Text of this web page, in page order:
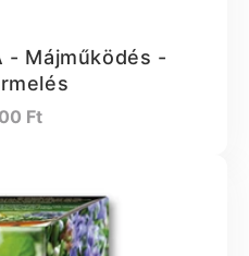
- Májműködés -
Ft